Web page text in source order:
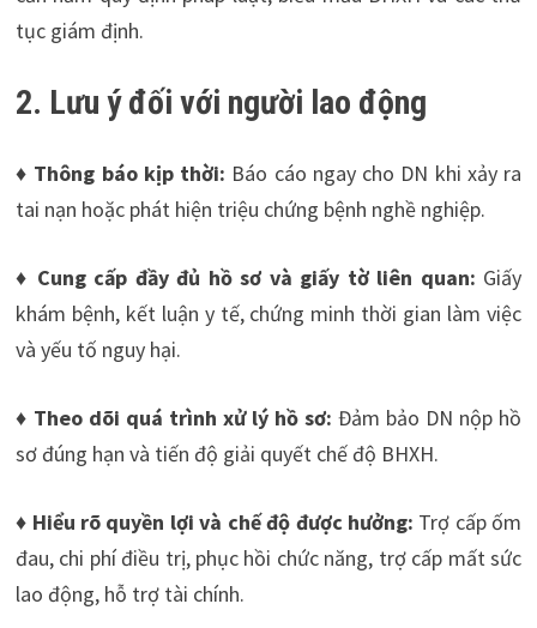
tục giám định.
2. Lưu ý đối với người lao động
♦ Thông báo kịp thời: Báo cáo ngay cho DN khi xảy ra
tai nạn hoặc phát hiện triệu chứng bệnh nghề nghiệp.
♦ Cung cấp đầy đủ hồ sơ và giấy tờ liên quan: Giấy
khám bệnh, kết luận y tế, chứng minh thời gian làm việc
và yếu tố nguy hại.
♦ Theo dõi quá trình xử lý hồ sơ: Đảm bảo DN nộp hồ
sơ đúng hạn và tiến độ giải quyết chế độ BHXH.
♦ Hiểu rõ quyền lợi và chế độ được hưởng: Trợ cấp ốm
đau, chi phí điều trị, phục hồi chức năng, trợ cấp mất sức
lao động, hỗ trợ tài chính.